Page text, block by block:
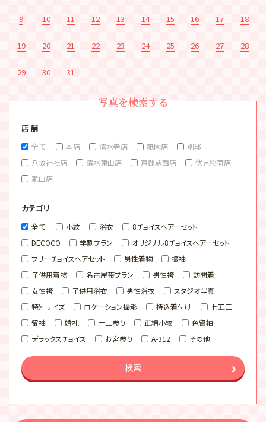
9 10 11 12 13 14 15 16 17 18
19 20 21 22 23 24 25 26 27 28
29 30 31
写真を検索する
店 舗
全て 本店 清水寺店 祇園店
別邸
八坂神社店
清水東山店 京都駅西店
伏見稲荷店
嵐山店
カテゴリ
全て 小紋 浴衣
8チョイスヘアーセット
DECOCO
学割プラン
オリジナル8チョイスヘアーセット
フリーチョイスヘアセット
男性着物
振袖
子供用着物
名古屋帯プラン 男性袴
訪問着
女性袴
子供用浴衣 男性浴衣
スタジオ写真
特別サイズ
ロケーション撮影 持込着付け
七五三
留袖
婚礼 十三参り 正絹小紋
色留袖
デラックスチョイス
お宮参り A-312 その他
検索